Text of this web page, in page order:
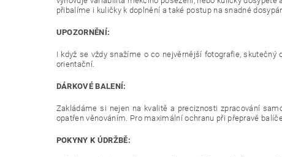
přibalíme i kuličky k doplnění a také postup na snadné
UPOZORNĚNÍ:
I když se vždy snažíme o co nejvěrnější fotografie,
orientační.
DÁRKOVÉ BALENÍ:
Zakládáme si nejen na kvalitě a preciznosti zpracování
opatřen věnováním. Pro maximální ochranu při přepravě
POKYNY K ÚDRŽBĚ: